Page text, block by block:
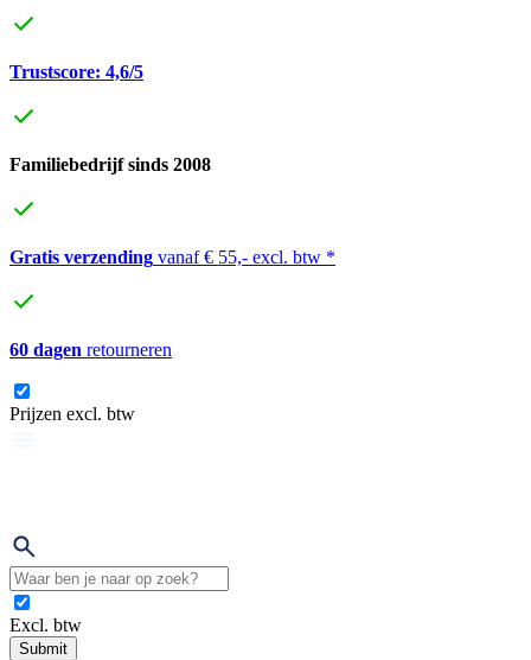
Trustscore: 4,6/5
Familiebedrijf sinds 2008
Gratis verzending vanaf € 55,- excl. btw *
60 dagen retourneren
Prijzen excl. btw
Excl. btw
Submit